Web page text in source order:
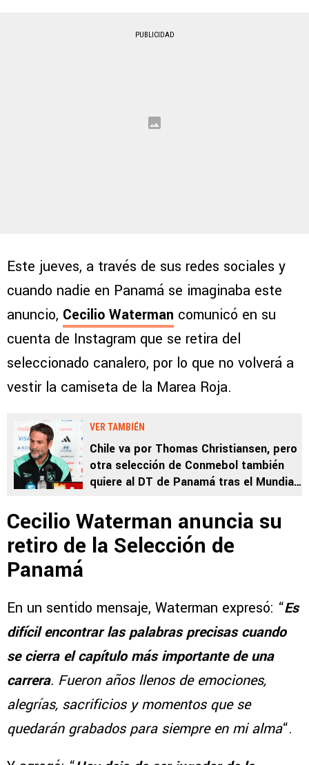
PUBLICIDAD
Este jueves, a través de sus redes sociales y
cuando nadie en Panamá se imaginaba este
anuncio, Cecilio Waterman comunicó en su
cuenta de Instagram que se retira del
seleccionado canalero, por lo que no volverá a
vestir la camiseta de la Marea Roja.
VER TAMBIÉN
Chile va por Thomas Christiansen, pero
otra selección de Conmebol también
quiere al DT de Panamá tras el Mundial
Cecilio Waterman anuncia su
retiro de la Selección de
Panamá
En un sentido mensaje, Waterman expresó: “Es
difícil encontrar las palabras precisas cuando
se cierra el capítulo más importante de una
carrera. Fueron años llenos de emociones,
alegrías, sacrificios y momentos que se
quedarán grabados para siempre en mi alma“.